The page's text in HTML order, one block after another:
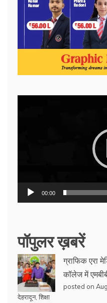
00:00
पॉपुलर ख़बरें
ग्राफिक एरा
कॉलेज में
posted on
देहरादून, शिक्षा